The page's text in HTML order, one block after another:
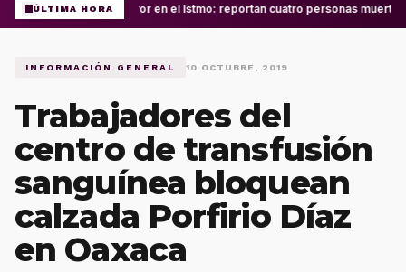
ÚLTIMA HORA Terror en el Istmo: reportan cuatro personas
INFORMACIÓN GENERAL 10 OCTUBRE, 2019
Trabajadores del
centro de transfusión
sanguínea bloquean
calzada Porfirio Díaz
en Oaxaca